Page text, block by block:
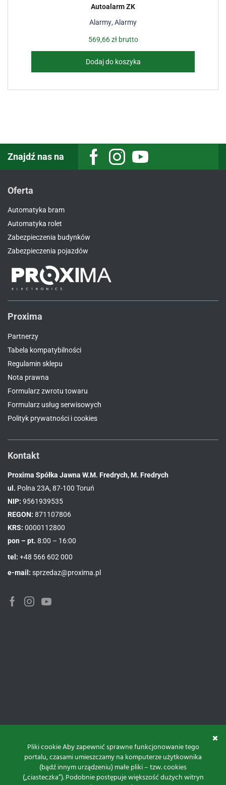
Alarmy,Alarmy
Autoalarm ZK
569,66złbrutto
Dodaj do koszyka
Znajdź nas na FacebookInstagramYoutube
Oferta
Automatyka bram
Automatyka rolet
Zabezpieczenia budynków
Zabezpieczenia pojazdów
Proxima
Partnerzy
Tabela kompatybilności
Regulamin sklepu
Nota prawna
Formularz zwrotu towaru
Formularz usług serwisowych
Polityk prywatności i cookies
Kontakt
Proxima Spółka Jawna W.M. Fredrych, M. Fredrych
ul. Polna 23A, 87-100 Toruń
NIP: 9561939535
REGON: 871107806
KRS: 0000112800
pon – pt. 8:00 – 16:00
tel: +48 566 602 000
e-mail: sprzedaz@proxima.pl
FacebookInstagramYoutube
Pliki cookie Aby zapewnić sprawne funkcjonowanie tego
portalu, czasami umieszczamy na komputerze użytkownika
(bądź innym urządzeniu) małe pliki – tzw. cookies
(„ciasteczka”). Podobnie postępuje większość dużych witryn